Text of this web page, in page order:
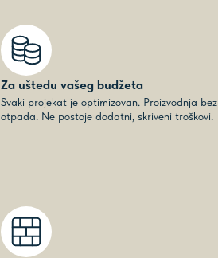
Za uštedu vašeg budžeta
Svaki projekat je optimizovan. Proizvodnja bez
otpada. Ne postoje dodatni, skriveni troškovi.